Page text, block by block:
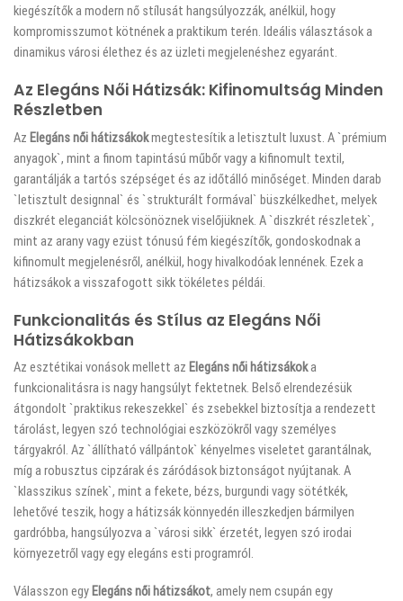
kiegészítők a modern nő stílusát hangsúlyozzák, anélkül, hogy
kompromisszumot kötnének a praktikum terén. Ideális választások a
dinamikus városi élethez és az üzleti megjelenéshez egyaránt.
Az Elegáns Női Hátizsák: Kifinomultság Minden
Részletben
Az Elegáns női hátizsákokmegtestesítik a letisztult luxust. A `prémium
anyagok`, mint a finom tapintású műbőr vagy a kifinomult textil,
garantálják a tartós szépséget és az időtálló minőséget. Minden darab
`letisztult designnal` és `strukturált formával` büszkélkedhet, melyek
diszkrét eleganciát kölcsönöznek viselőjüknek. A `diszkrét részletek`,
mint az arany vagy ezüst tónusú fém kiegészítők, gondoskodnak a
kifinomult megjelenésről, anélkül, hogy hivalkodóak lennének. Ezek a
hátizsákok a visszafogott sikk tökéletes példái.
Funkcionalitás és Stílus az Elegáns Női
Hátizsákokban
Az esztétikai vonások mellett az Elegáns női hátizsákoka
funkcionalitásra is nagy hangsúlyt fektetnek. Belső elrendezésük
átgondolt `praktikus rekeszekkel` és zsebekkel biztosítja a rendezett
tárolást, legyen szó technológiai eszközökről vagy személyes
tárgyakról. Az `állítható vállpántok` kényelmes viseletet garantálnak,
míg a robusztus cipzárak és záródások biztonságot nyújtanak. A
`klasszikus színek`, mint a fekete, bézs, burgundi vagy sötétkék,
lehetővé teszik, hogy a hátizsák könnyedén illeszkedjen bármilyen
gardróbba, hangsúlyozva a `városi sikk` érzetét, legyen szó irodai
környezetről vagy egy elegáns esti programról.
Válasszon egy Elegáns női hátizsákot, amely nem csupán egy